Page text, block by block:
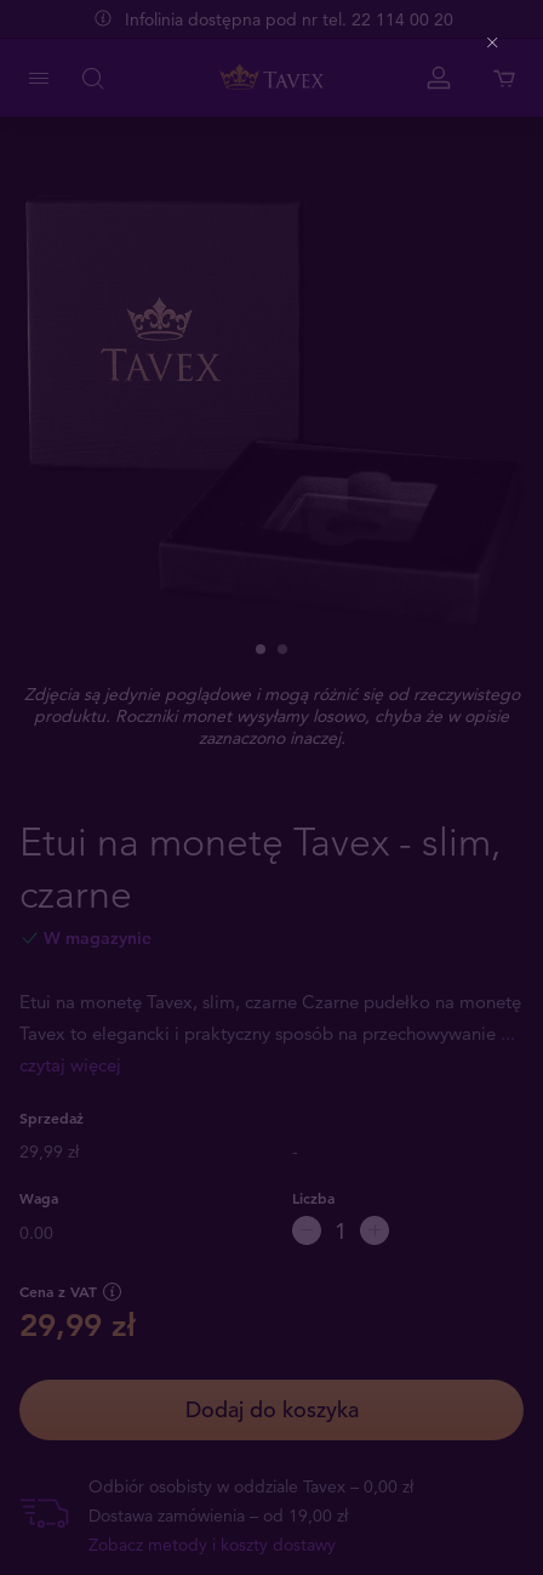
Infolinia dostępna pod nr tel. 22 114 00 20
Zdjęcia są jedynie poglądowe i mogą różnić się od rzeczywistego
produktu. Roczniki monet wysyłamy losowo, chyba że w opisie
zaznaczono inaczej.
Etui na monetę Tavex - slim,
czarne
W magazynie
Etui na monetę Tavex, slim, czarne Czarne pudełko na monetę
Tavex to elegancki i praktyczny sposób na przechowywanie ...
czytaj więcej
Sprzedaż
29,99 zł -
Waga
0.00
Liczba
Cena z VAT
29,99 zł
Dodaj do koszyka
Odbiór osobisty w oddziale Tavex – 0,00 zł
Dostawa zamówienia – od 19,00 zł
Zobacz metody i koszty dostawy
Close